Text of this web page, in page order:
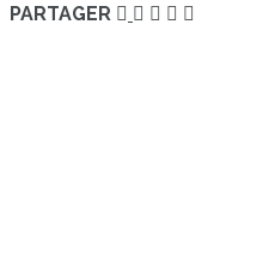
PARTAGER